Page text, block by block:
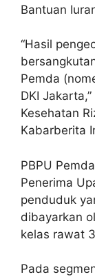
Bantuan
“Hasil
Pemda
DKI
Kesehatan
Kabarberita
PBPU
Penerima
penduduk
dibayarkan
kelas rawat
Pada